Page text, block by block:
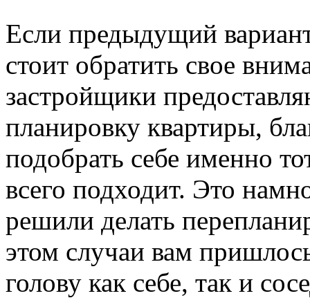
Если предыдущий
стоит обратить свое
застройщики
планировку квартиры,
подобрать себе именно
всего подходит. Это
решили делать
этом случаи вам
голову как себе, так и